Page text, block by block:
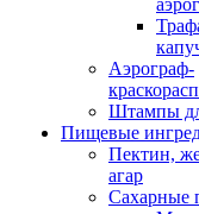
Аэрограф-
Штампы
Пищевые
Пектин,
агар
Сахарные